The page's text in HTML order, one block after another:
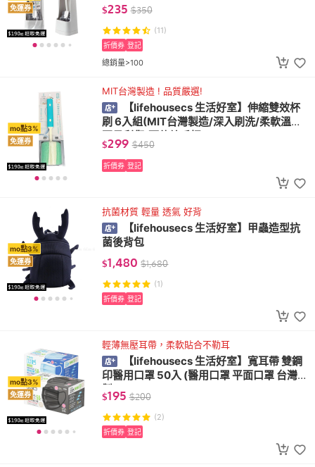
免運券
$235 $350
(11)
總銷量>100
折價券 登記
mo點3%
免運券
MIT台灣製造 ! 品質嚴選!
【lifehousecs 生活好室】伸縮雙效杯
刷 6入組(MIT台灣製造/深入刷洗/柔軟溫和/
$299 $450
折價券 登記
mo點3%
免運券
抗菌材質 輕量 透氣 好背
【lifehousecs 生活好室】甲蟲造型抗
菌後背包
$1,480 $1,680
(1)
折價券 登記
mo點3%
免運券
輕薄無壓耳帶，柔軟貼合不勒耳
【lifehousecs 生活好室】寬耳帶 雙鋼
印醫用口罩 50入 (醫用口罩 平面口罩 台灣
製)
$195 $200
(2)
折價券 登記